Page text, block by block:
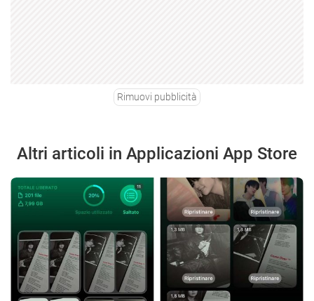
Rimuovi pubblicità
Altri articoli in Applicazioni App Store